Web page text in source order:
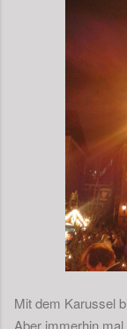
Mit dem Karussel
Aber immerhin